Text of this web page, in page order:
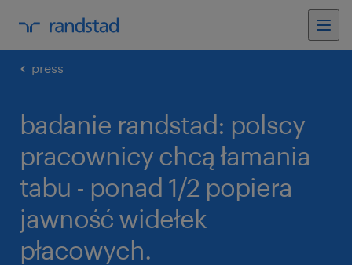
press
badanie randstad: polscy
pracownicy chcą łamania
tabu - ponad 1/2 popiera
jawność widełek
płacowych.